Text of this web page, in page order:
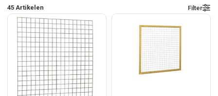
45 Artikelen Filter